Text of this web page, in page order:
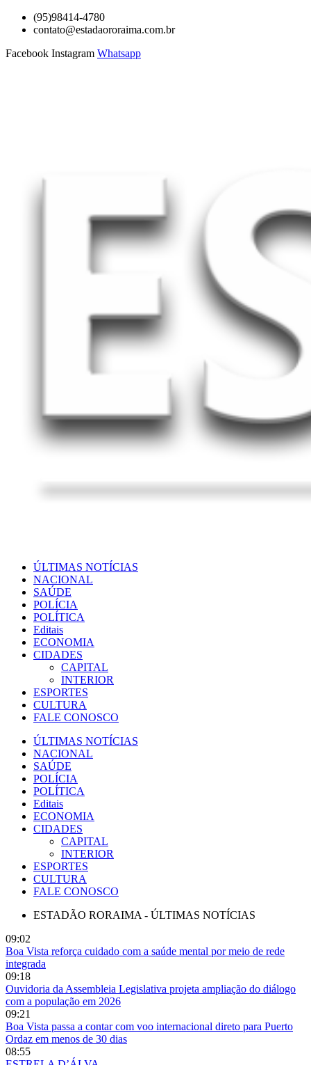
para
conteúdo
(95)98414-4780
contato@estadaororaima.com.br
Facebook Instagram Whatsapp
ÚLTIMAS NOTÍCIAS
NACIONAL
SAÚDE
POLÍCIA
POLÍTICA
Editais
ECONOMIA
CIDADES
CAPITAL
INTERIOR
ESPORTES
CULTURA
FALE CONOSCO
ÚLTIMAS NOTÍCIAS
NACIONAL
SAÚDE
POLÍCIA
POLÍTICA
Editais
ECONOMIA
CIDADES
CAPITAL
INTERIOR
ESPORTES
CULTURA
FALE CONOSCO
ESTADÃO RORAIMA - ÚLTIMAS NOTÍCIAS
09:02
Boa Vista reforça cuidado com a saúde mental por meio de rede
integrada
09:18
Ouvidoria da Assembleia Legislativa projeta ampliação do diálogo
com a população em 2026
09:21
Boa Vista passa a contar com voo internacional direto para Puerto
Ordaz em menos de 30 dias
08:55